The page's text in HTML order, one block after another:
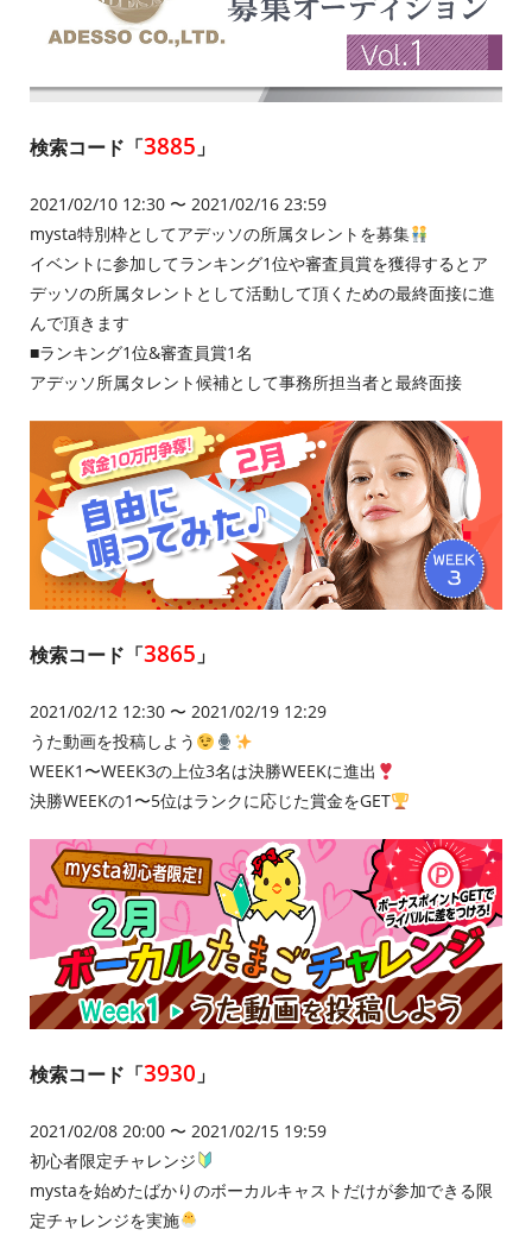
検索コード「3885 」
2021/02/10 12:30 〜 2021/02/16 23:59
mysta特別枠としてアデッソの所属タレントを募集
イベントに参加してランキング1位や審査員賞を獲得するとア
デッソの所属タレントとして活動して頂くための最終面接に進
んで頂きます
■ランキング1位&審査員賞1名
アデッソ所属タレント候補として事務所担当者と最終面接
検索コード「3865」
2021/02/12 12:30 〜 2021/02/19 12:29
うた動画を投稿しよう
WEEK1〜WEEK3の上位3名は決勝WEEKに進出
決勝WEEKの1〜5位はランクに応じた賞金をGET
検索コード「3930 」
2021/02/08 20:00 〜 2021/02/15 19:59
初心者限定チャレンジ
mystaを始めたばかりのボーカルキャストだけが参加できる限
定チャレンジを実施